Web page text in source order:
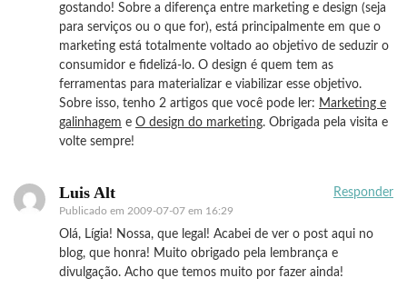
gostando! Sobre a diferença entre marketing e design (seja
para serviços ou o que for), está principalmente em que o
marketing está totalmente voltado ao objetivo de seduzir o
consumidor e fidelizá-lo. O design é quem tem as
ferramentas para materializar e viabilizar esse objetivo.
Sobre isso, tenho 2 artigos que você pode ler: Marketing e
galinhagem e O design do marketing. Obrigada pela visita e
volte sempre!
Luis Alt
Publicado em 2009-07-07 em 16:29
Responder
Olá, Lígia! Nossa, que legal! Acabei de ver o post aqui no
blog, que honra! Muito obrigado pela lembrança e
divulgação. Acho que temos muito por fazer ainda!